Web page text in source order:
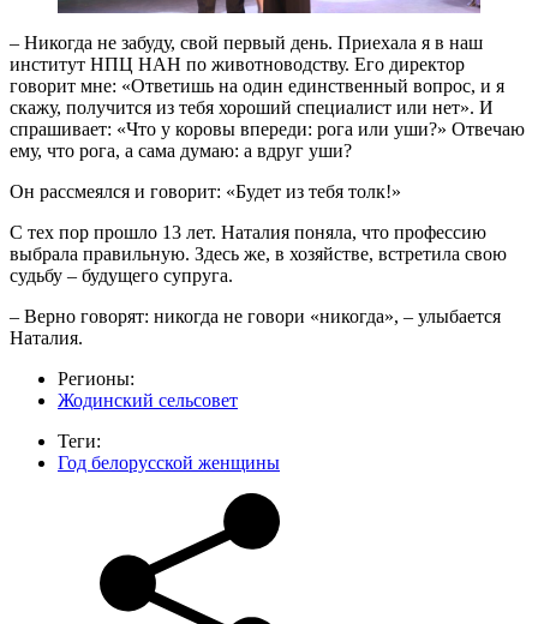
– Никогда не забуду, свой первый день. Приехала я в наш
институт НПЦ НАН по животноводству. Его директор
говорит мне: «Ответишь на один единственный вопрос, и я
скажу, получится из тебя хороший специалист или нет». И
спрашивает: «Что у коровы впереди: рога или уши?» Отвечаю
ему, что рога, а сама думаю: а вдруг уши?
Он рассмеялся и говорит: «Будет из тебя толк!»
С тех пор прошло 13 лет. Наталия поняла, что профессию
выбрала правильную. Здесь же, в хозяйстве, встретила свою
судьбу – будущего супруга.
– Верно говорят: никогда не говори «никогда», – улыбается
Наталия.
Регионы:
Жодинский сельсовет
Теги:
Год белорусской женщины